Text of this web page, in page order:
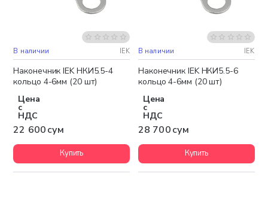
В наличии IEK
Наконечник IEK НКИ5.5-4
кольцо 4-6мм (20 шт)
Цена
с
НДС
22 600 сум
Купить
В наличии IEK
Наконечник IEK НКИ5.5-6
кольцо 4-6мм (20 шт)
Цена
с
НДС
28 700 сум
Купить